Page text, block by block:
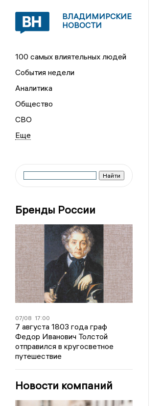
ВЛАДИМИРСКИЕ
НОВОСТИ
100 самых влиятельных людей
События недели
Аналитика
Общество
СВО
Бренды России
07/08 17:00
7 августа 1803 года граф
Федор Иванович Толстой
отправился в кругосветное
путешествие
Новости компаний